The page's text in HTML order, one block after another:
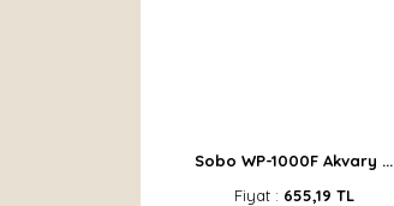
Sobo WP-1000F Akvary ...
Fiyat : 655,19 TL